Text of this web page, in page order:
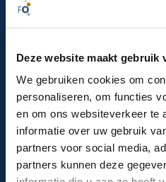
Deze website maakt gebruik
We gebruiken cookies om
personaliseren, om functies
en om ons websiteverkeer te
informatie over uw gebruik
partners voor social media,
partners kunnen deze
Pulastic® team de
fysiotherapiepraktijken
fitnesscentra. Dankzij de
onderhoudseisen zijn
intensief
Meteen